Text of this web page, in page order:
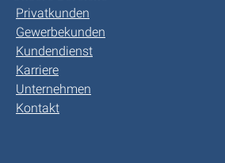
Privatkunden
Gewerbekunden
Kundendienst
Karriere
Unternehmen
Kontakt